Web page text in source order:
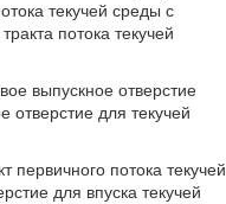
текучей среды с
потока текучей
выпускное отверстие
отверстие для текучей
первичного потока текучей
для впуска текучей